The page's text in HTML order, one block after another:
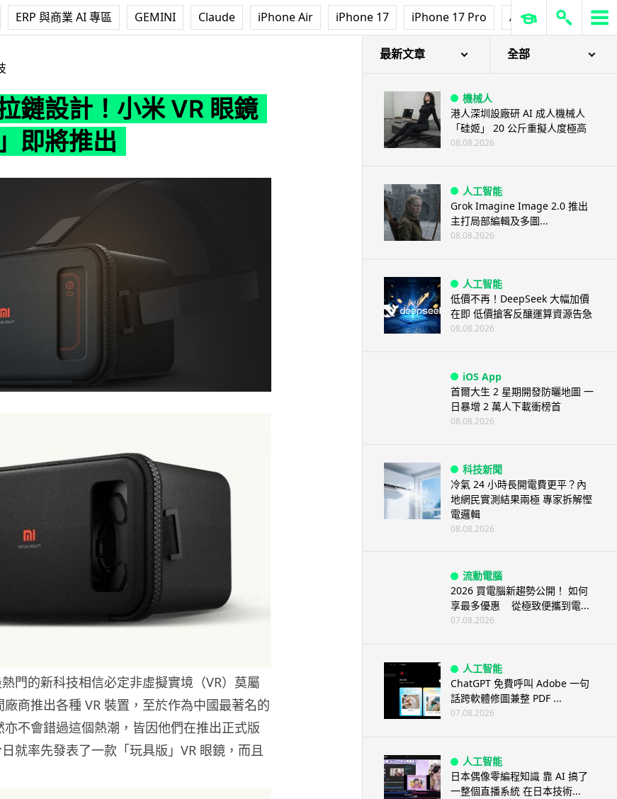
ERP 與商業 AI 專區 GEMINI Claude iPhone Air iPhone 17 iPhone 17 Pro AirPods Pro 3
鏈設計！小米 VR 眼鏡
即將推出
門的新科技相信必定非虛擬實境（VR）莫屬
商推出各種 VR 裝置，至於作為中國最著名的
不會錯過這個熱潮，皆因他們在推出正式版
就率先發表了一款「玩具版」VR 眼鏡，而且
最新文章 全部
機械人
港人深圳設廠研 AI 成人機械人
「硅姬」 20 公斤重擬人度極高
08.08.2026
人工智能
Grok Imagine Image 2.0 推出
主打局部編輯及多圖...
08.08.2026
人工智能
低價不再！DeepSeek 大幅加價
在即 低價搶客反釀運算資源告急
08.08.2026
iOS App
首爾大生 2 星期開發防曬地圖 一
日暴增 2 萬人下載衝榜首
08.08.2026
科技新聞
冷氣 24 小時長開電費更平？內
地網民實測結果兩極 專家拆解慳
電邏輯
08.08.2026
流動電腦
2026 買電腦新趨勢公開！ 如何
享最多優惠 從極致便攜到電...
07.08.2026
人工智能
ChatGPT 免費呼叫 Adobe 一句
話跨軟體修圖兼整 PDF ...
07.08.2026
人工智能
日本偶像零編程知識 靠 AI 搞了
一整個直播系統 在日本技術...